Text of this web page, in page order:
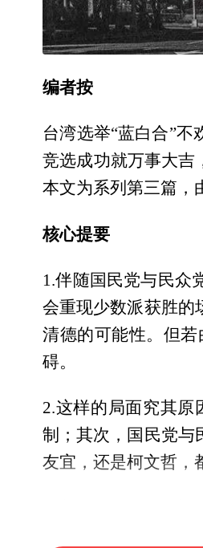
编者按
台湾选举“蓝白合”
竞选成功就万事大吉
本文为系列第三篇，
核心提要
1.伴随国民党与民众
会重现少数派获胜的
清德的可能性。但
碍。
2.这样的局面究其原
制；其次，国民党与
友宜，还是柯文哲，
3.这同样也不意味